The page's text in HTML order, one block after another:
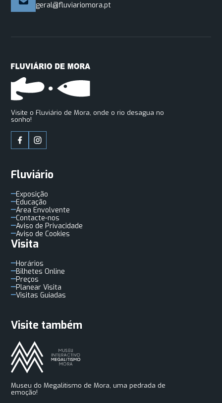
geral@fluviariomora.pt
Visite o Fluviário de Mora, onde o rio desagua no
sonho!
Fluviário
Exposição
Educação
Área Envolvente
Contacte-nos
Aviso de Privacidade
Aviso de Cookies
Visita
Horários
Bilhetes Online
Preços
Planear Visita
Visitas Guiadas
Visite também
Museu do Megalitismo de Mora, uma pedrada de
emoção!